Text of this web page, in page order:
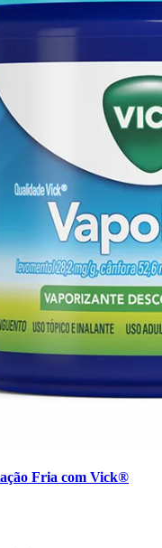
Fria com Vick®